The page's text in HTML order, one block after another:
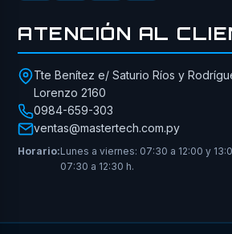
ATENCIÓN AL
Tte Benítez e/ Saturio Ríos y
Lorenzo 2160
0984-659-303
ventas@mastertech.com.py
Horario:Lunes a viernes: 07:30 a 12:00 y
07:30 a 12:30 h.